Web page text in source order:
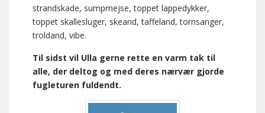
strandskade, sumpmejse, toppet lappedykker,
toppet skallesluger, skeand, taffeland, tornsanger,
troldand, vibe.
Til sidst vil Ulla gerne rette en varm tak til
alle, der deltog og med deres nærvær gjorde
fugleturen fuldendt.